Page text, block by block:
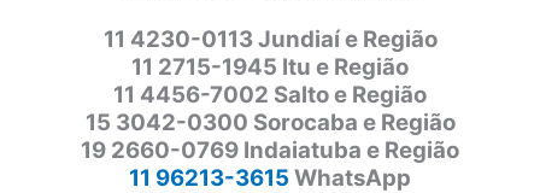
11 4230-0113 Jundiaí e Região
11 2715-1945 Itu e Região
11 4456-7002 Salto e Região
15 3042-0300 Sorocaba e Região
19 2660-0769 Indaiatuba e Região
11 96213-3615 WhatsApp